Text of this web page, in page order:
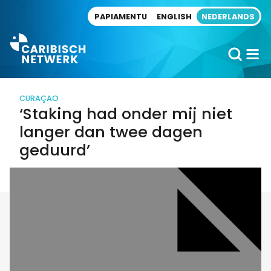
PAPIAMENTU ENGLISH NEDERLANDS
CURAÇAO
‘Staking had onder mij niet
langer dan twee dagen
geduurd’